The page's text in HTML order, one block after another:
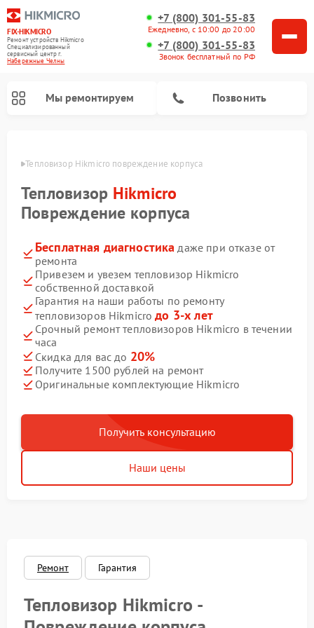
FIX-HIKMICRO
Ремонт устройств Hikmicro
Специализированный
cервисный центр г.
Набережные Челны
+7 (800) 301-55-83
Ежедневно, с 10:00 до 20:00
+7 (800) 301-55-83
Звонок бесплатный по РФ
Мы ремонтируем Позвонить
Тепловизор Hikmicro повреждение корпуса
Тепловизор Hikmicro
Повреждение корпуса
Бесплатная диагностика даже при отказе от
ремонта
Привезем и увезем тепловизор Hikmicro
собственной доставкой
Гарантия на наши работы по ремонту
тепловизоров Hikmicroдо 3-х лет
Срочный ремонт тепловизоров Hikmicro в течении
часа
Скидка для вас до 20%
Получите 1500 рублей на ремонт
Оригинальные комплектующие Hikmicro
Получить консультацию
Наши цены
Ремонт Гарантия
Тепловизор Hikmicro -